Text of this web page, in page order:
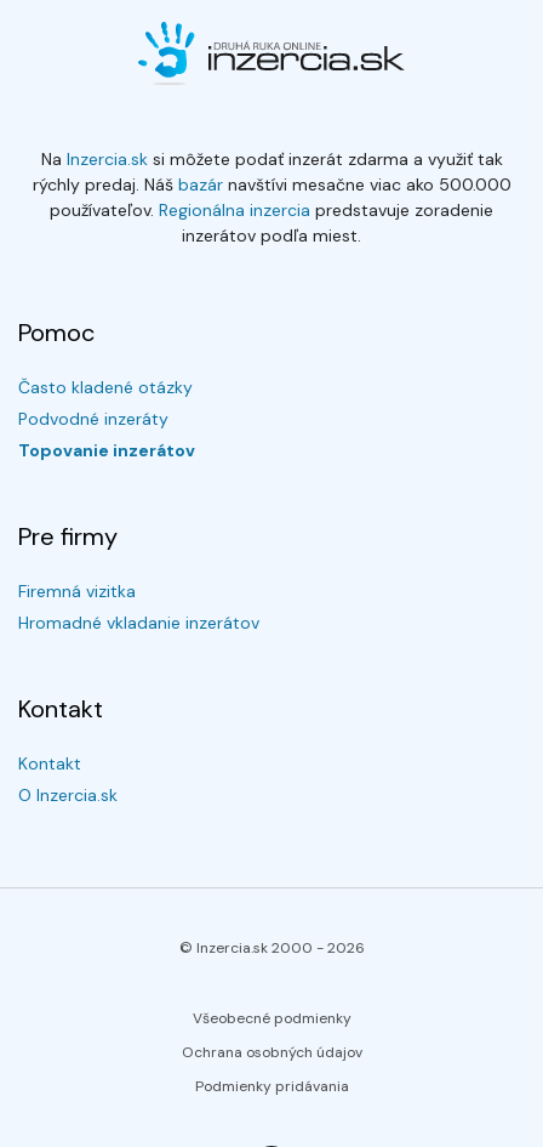
Na Inzercia.sksi môžete podať inzerát zdarma a využiť tak
rýchly predaj. Náš bazárnavštívi mesačne viac ako 500.000
používateľov. Regionálna inzercia predstavuje zoradenie
inzerátov podľa miest.
Pomoc
Často kladené otázky
Podvodné inzeráty
Topovanie inzerátov
Pre firmy
Firemná vizitka
Hromadné vkladanie inzerátov
Kontakt
Kontakt
O Inzercia.sk
© Inzercia.sk 2000 -2026
Všeobecné podmienky
Ochrana osobných údajov
Podmienky pridávania